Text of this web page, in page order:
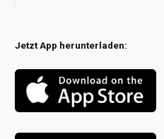
Jetzt App herunterladen: